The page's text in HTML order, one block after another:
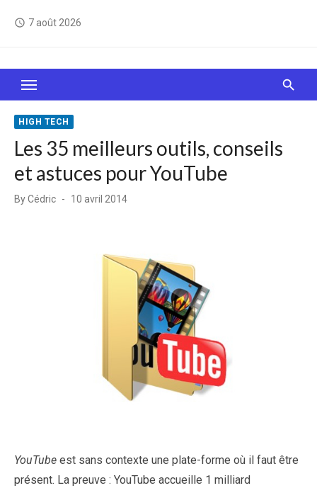
access_time 7 août 2026
Le Web, c'est comme une boîte de chocolats… On
sait jamais sur quoi on va tomber !
HIGH TECH
Les 35 meilleurs outils, conseils
et astuces pour YouTube
ByCédric
Posted
10 avril 2014
YouTube est sans contexte une plate-forme où il faut être
présent. La preuve : YouTube accueille 1 milliard